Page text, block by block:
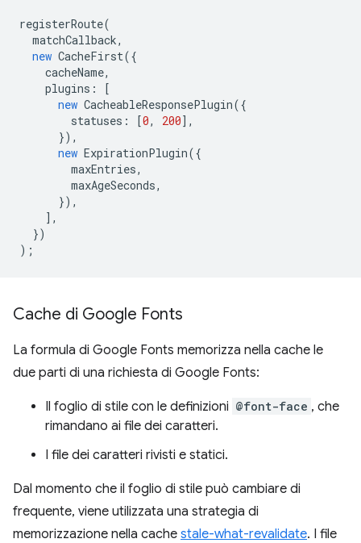
registerRoute(
matchCallback,
new CacheFirst({
cacheName,
plugins :
[
new CacheableResponsePlugin({
statuses : [0, 200],
}),
new ExpirationPlugin({
maxEntries,
maxAgeSeconds,
}),
],
})
);
Cache di Google Fonts
La formula di Google Fonts memorizza nella cache le
due parti di una richiesta di Google Fonts:
Il foglio di stile con le definizioni @font-face , che
rimandano ai file dei caratteri.
I file dei caratteri rivisti e statici.
Dal momento che il foglio di stile può cambiare di
frequente, viene utilizzata una strategia di
memorizzazione nella cache stale-what-revalidate. I file